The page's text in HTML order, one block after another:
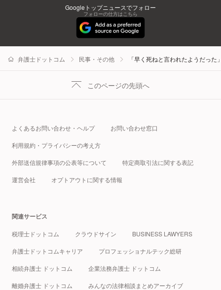
Googleトップニュースでフォロー
フォローの仕方はこちら
弁護士ドットコム 民事・その他 「早く死ねと言われたようだっ
このページの先頭へ
よくあるお問い合わせ・ヘルプ お問い合わせ窓口
利用規約・プライバシーの考え方
外部送信規律事項の公表等について 特定商取引法に関する表記
運営会社 オプトアウトに関する情報
関連サービス
税理士ドットコム クラウドサイン BUSINESS LAWYERS
弁護士ドットコムキャリア プロフェッショナルテック総研
相続弁護士 ドットコム 企業法務弁護士 ドットコム
離婚弁護士 ドットコム みんなの法律相談まとめアーカイブ